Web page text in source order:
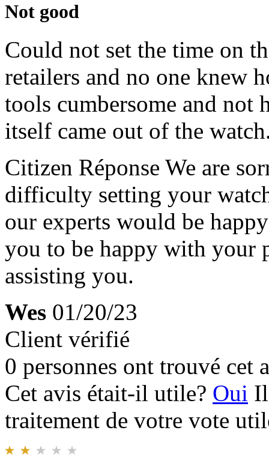
Not good
Could not set the time on
retailers and no one knew
tools cumbersome and
itself came out of the
Citizen Réponse We are
difficulty setting your
our experts would be
you to be happy with your
assisting you.
Wes 01/20/23
Client vérifié
0 personnes ont trouvé cet
Cet avis était-il utile? Oui
traitement de votre vote